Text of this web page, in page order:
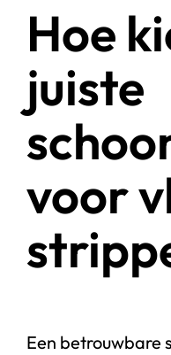
Hoe
juiste
voor
Een betrouwbare